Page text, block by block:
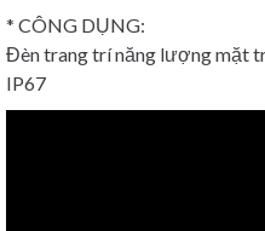
* CÔNG DỤNG:
Đèn trang trí năng lượng mặt
IP67